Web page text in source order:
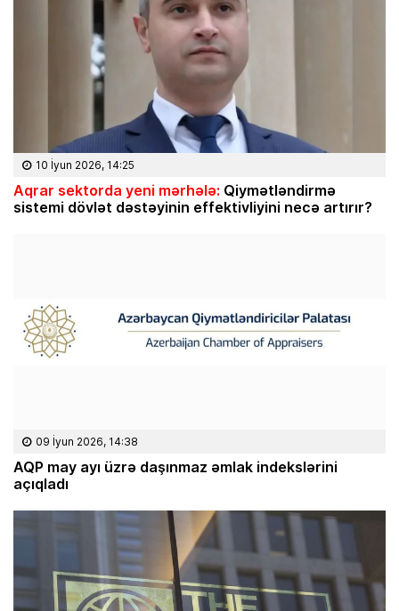
10 İyun 2026, 14:25
Aqrar sektorda yeni mərhələ: Qiymətləndirmə
sistemi dövlət dəstəyinin effektivliyini necə artırır?
09 İyun 2026, 14:38
AQP may ayı üzrə daşınmaz əmlak indekslərini
açıqladı